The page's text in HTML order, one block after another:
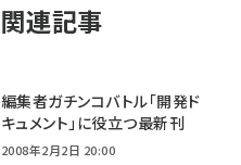
関連記事
編集者ガチンコバトル「開発ド
キュメント」に役立つ最新刊
2008年2月2日 20:00